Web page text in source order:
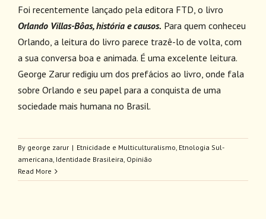
Foi recentemente lançado pela editora FTD, o livro
Orlando Villas-Bôas, história e causos. Para quem conheceu
Orlando, a leitura do livro parece trazê-lo de volta, com
a sua conversa boa e animada. É uma excelente leitura.
George Zarur redigiu um dos prefácios ao livro, onde fala
sobre Orlando e seu papel para a conquista de uma
sociedade mais humana no Brasil.
By george zarur | Etnicidade e Multiculturalismo Etnologia Sul-
americana Identidade Brasileira Opinião
Read More